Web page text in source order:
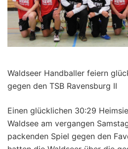
Waldseer Handballer feiern
gegen den TSB Ravensburg II
Einen glücklichen 30:29
Waldsee am vergangen
packenden Spiel gegen den